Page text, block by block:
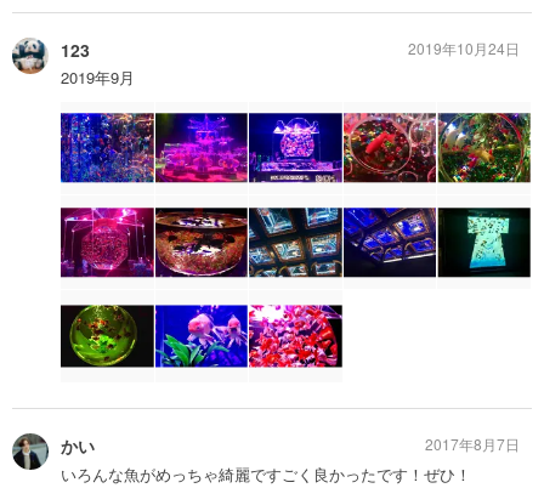
123
2019年9月
2019年10月24日
かい
いろんな魚がめっちゃ綺麗ですごく良かったです！ぜひ！
2017年8月7日